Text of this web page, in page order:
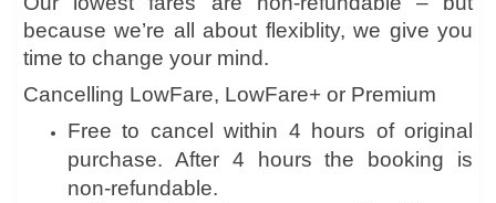
because we’re all about flexiblity, we give you
time to change your mind.
Cancelling LowFare, LowFare+ or Premium
Free to cancel within 4 hours of original
purchase. After 4 hours the booking is
non-refundable.